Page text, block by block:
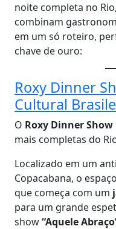
noite completa no
combinam
em um só roteiro,
chave de ouro:
Roxy Dinner
Cultural
O Roxy Dinner Show
mais completas do
Localizado em um
Copacabana, o
que começa com um
para um grande
show“Aquele